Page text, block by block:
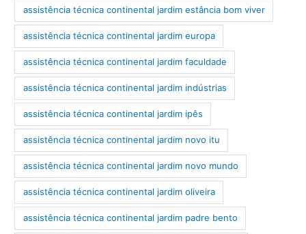
assistência técnica continental jardim estância bom viver
assistência técnica continental jardim europa
assistência técnica continental jardim faculdade
assistência técnica continental jardim indústrias
assistência técnica continental jardim ipês
assistência técnica continental jardim novo itu
assistência técnica continental jardim novo mundo
assistência técnica continental jardim oliveira
assistência técnica continental jardim padre bento